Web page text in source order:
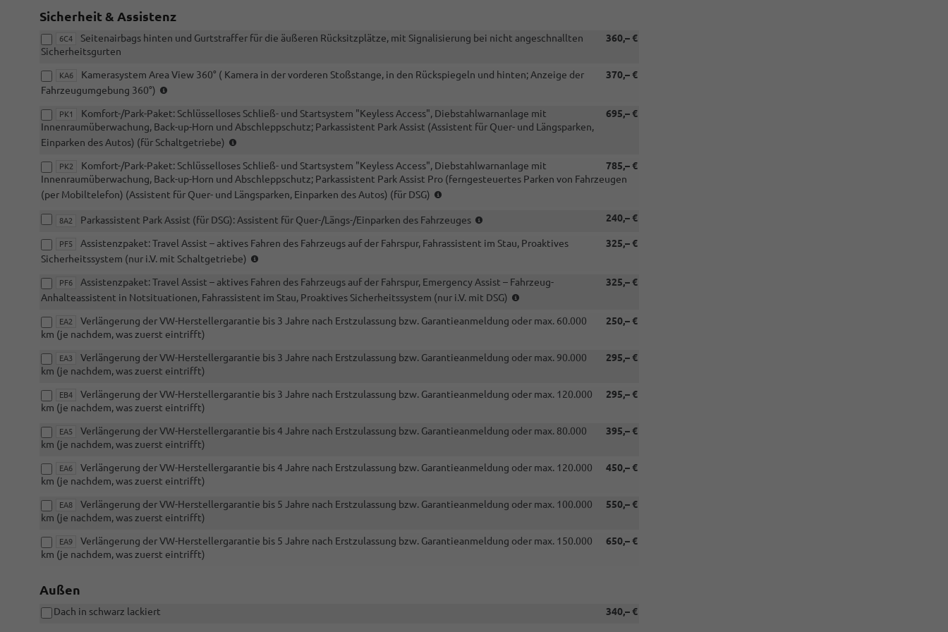
RDA)
oder
Sicherheit & Assistenz
6C4 360,– €
Seitenairbags hinten und Gurtstraffer für die äußeren Rücksitzplätze, mit Signalisierung bei nicht angeschnallten
Sicherheitsgurten
KA6 370,– €
Kamerasystem Area View 360° ( Kamera in der vorderen Stoßstange, in den Rückspiegeln und hinten; Anzeige der
Fahrzeugumgebung 360°)
mit
RBB
oder
PK1 695,– €
Komfort-/Park-Paket: Schlüsselloses Schließ- und Startsystem "Keyless Access", Diebstahlwarnanlage mit
Innenraumüberwachung, Back-up-Horn und Abschleppschutz; Parkassistent Park Assist (Assistent für Quer- und Längsparken,
Einparken des Autos) (für Schaltgetriebe)
mit
Schaltgetriebe)
PK2 785,– €
Komfort-/Park-Paket: Schlüsselloses Schließ- und Startsystem "Keyless Access", Diebstahlwarnanlage mit
Innenraumüberwachung, Back-up-Horn und Abschleppschutz; Parkassistent Park Assist Pro (ferngesteuertes Parken von Fahrzeugen
(per Mobiltelefon) (Assistent für Quer- und Längsparken, Einparken des Autos) (für DSG)
mit
8A2 240,– €
Parkassistent Park Assist (für DSG): Assistent für Quer-/Längs-/Einparken des Fahrzeuges
mit
PF5 325,– €
Assistenzpaket: Travel Assist – aktives Fahren des Fahrzeugs auf der Fahrspur, Fahrassistent im Stau, Proaktives
Sicherheitssystem (nur i.V. mit Schaltgetriebe)
Schaltgetriebe)
PF6 325,– €
Assistenzpaket: Travel Assist – aktives Fahren des Fahrzeugs auf der Fahrspur, Emergency Assist – Fahrzeug-
Anhalteassistent in Notsituationen, Fahrassistent im Stau, Proaktives Sicherheitssystem (nur i.V. mit DSG)
DSG)
EA2 250,– €
Verlängerung der VW-Herstellergarantie bis 3 Jahre nach Erstzulassung bzw. Garantieanmeldung oder max. 60.000
km (je nachdem, was zuerst eintrifft)
EA3 295,– €
Verlängerung der VW-Herstellergarantie bis 3 Jahre nach Erstzulassung bzw. Garantieanmeldung oder max. 90.000
km (je nachdem, was zuerst eintrifft)
EB4 295,– €
Verlängerung der VW-Herstellergarantie bis 3 Jahre nach Erstzulassung bzw. Garantieanmeldung oder max. 120.000
km (je nachdem, was zuerst eintrifft)
EA5 395,– €
Verlängerung der VW-Herstellergarantie bis 4 Jahre nach Erstzulassung bzw. Garantieanmeldung oder max. 80.000
km (je nachdem, was zuerst eintrifft)
EA6 450,– €
Verlängerung der VW-Herstellergarantie bis 4 Jahre nach Erstzulassung bzw. Garantieanmeldung oder max. 120.000
km (je nachdem, was zuerst eintrifft)
EA8 550,– €
Verlängerung der VW-Herstellergarantie bis 5 Jahre nach Erstzulassung bzw. Garantieanmeldung oder max. 100.000
km (je nachdem, was zuerst eintrifft)
EA9 650,– €
Verlängerung der VW-Herstellergarantie bis 5 Jahre nach Erstzulassung bzw. Garantieanmeldung oder max. 150.000
km (je nachdem, was zuerst eintrifft)
Außen
340,– €
Dach in schwarz lackiert